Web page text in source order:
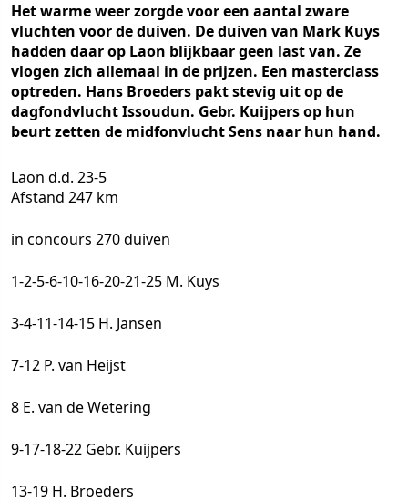
Het warme weer zorgde voor een aantal zware
vluchten voor de duiven. De duiven van Mark Kuys
hadden daar op Laon blijkbaar geen last van. Ze
vlogen zich allemaal in de prijzen. Een masterclass
optreden. Hans Broeders pakt stevig uit op de
dagfondvlucht Issoudun. Gebr. Kuijpers op hun
beurt zetten de midfonvlucht Sens naar hun hand.
Laon d.d. 23-5
Afstand 247 km
in concours 270 duiven
1-2-5-6-10-16-20-21-25 M. Kuys
3-4-11-14-15 H. Jansen
7-12 P. van Heijst
8 E. van de Wetering
9-17-18-22 Gebr. Kuijpers
13-19 H. Broeders